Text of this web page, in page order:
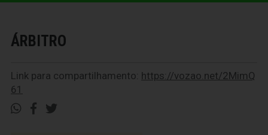
ÁRBITRO
Link para compartilhamento: https://vozao.net/2MimQ
61